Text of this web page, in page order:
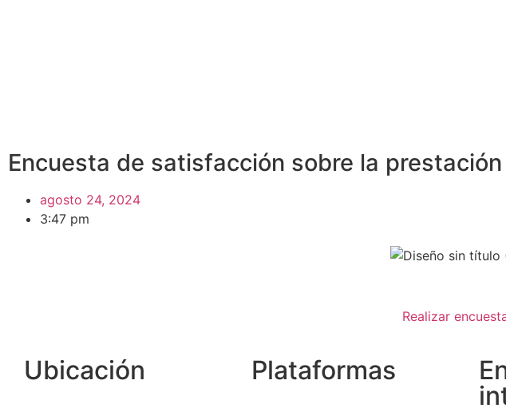
Encuesta de satisfacción sobre la
agosto 24, 2024
3:47 pm
Realizar
Ubicación Plataformas